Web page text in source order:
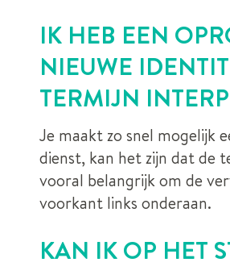
IK HEB EEN
NIEUWE
TERMIJN
Je maakt zo snel mogelijk
dienst, kan het zijn dat de
vooral belangrijk om de
voorkant links onderaan.
KAN IK OP HET